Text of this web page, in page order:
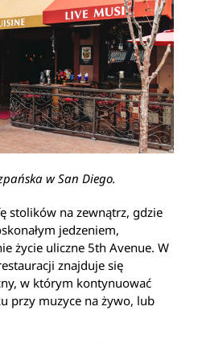
w San Diego.
stolików na zewnątrz, gdzie
jedzeniem,
życie uliczne 5th Avenue. W
znajduje się
w którym kontynuować
przy muzyce na żywo, lub